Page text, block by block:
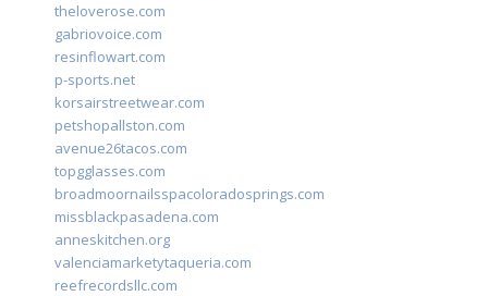
theloverose.com
gabriovoice.com
resinflowart.com
p-sports.net
korsairstreetwear.com
petshopallston.com
avenue26tacos.com
topgglasses.com
broadmoornailsspacoloradosprings.com
missblackpasadena.com
anneskitchen.org
valenciamarketytaqueria.com
reefrecordsllc.com